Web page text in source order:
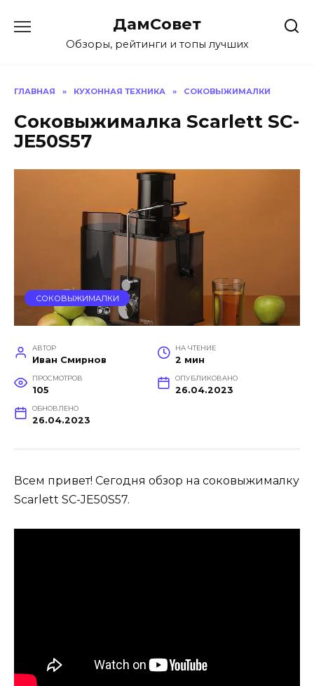
содержанию
ДамСовет
Обзоры, рейтинги и топы лучших
ГЛАВНАЯ » КУХОННАЯ ТЕХНИКА » СОКОВЫЖИМАЛКИ
Соковыжималка Scarlett SC-
JE50S57
СОКОВЫЖИМАЛКИ
АВТОР
Иван Смирнов
НА ЧТЕНИЕ
2 мин
ПРОСМОТРОВ
105
ОПУБЛИКОВАНО
26.04.2023
ОБНОВЛЕНО
26.04.2023
Всем привет! Сегодня обзор на соковыжималку
Scarlett SC-JE50S57.